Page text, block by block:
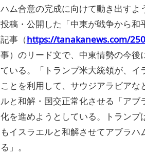
ハム合意の完成に向けて動き出すよ
投稿・公開した「中東が戦争から和
記事（https://tanakanews.com/
事）のリード文で、中東情勢の今後
ている。「 トランプ米大統領が、
ことを利用して、サウジアラビアな
ルと和解・国交正常化させる「アブ
化を進めようとしている。トランプ
もイスラエルと和解させてアブラ
る 」。